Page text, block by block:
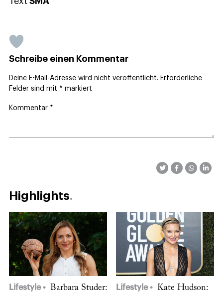
Schreibe einen Kommentar
Deine E-Mail-Adresse wird nicht veröffentlicht. Erforderliche
Felder sind mit * markiert
Kommentar *
Highlights
Lifestyle
Barbara Studer:
Lifestyle
Kate Hudson: